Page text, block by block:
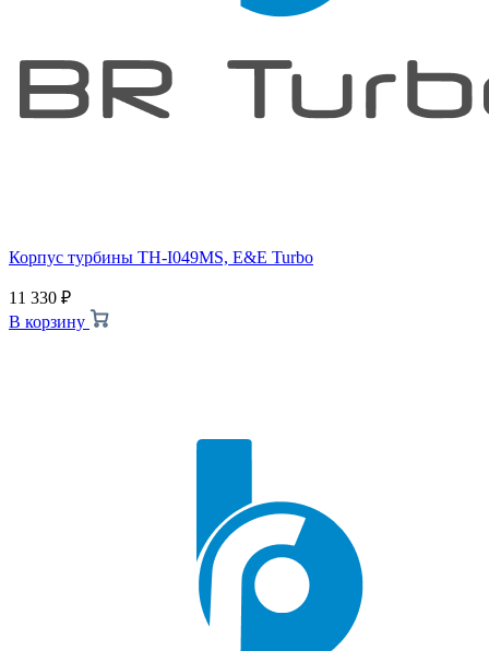
Корпус турбины TH-I049MS, E&E Turbo
11 330 ₽
В корзину